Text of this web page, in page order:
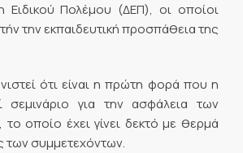
Ειδικού Πολέμου (ΔΕΠ), οι οποίοι
την εκπαιδευτική προσπάθεια της
ότι είναι η πρώτη φορά που η
σεμινάριο για την ασφάλεια των
οποίο έχει γίνει δεκτό με θερμά
των συμμετεχόντων.